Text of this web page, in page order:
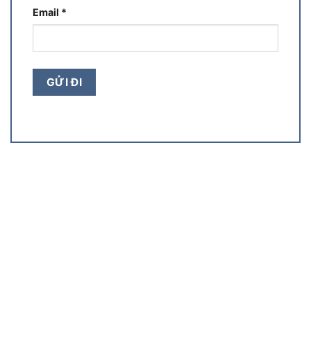
Email *